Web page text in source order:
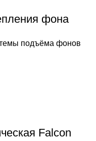
фона
подъёма фонов
Falcon